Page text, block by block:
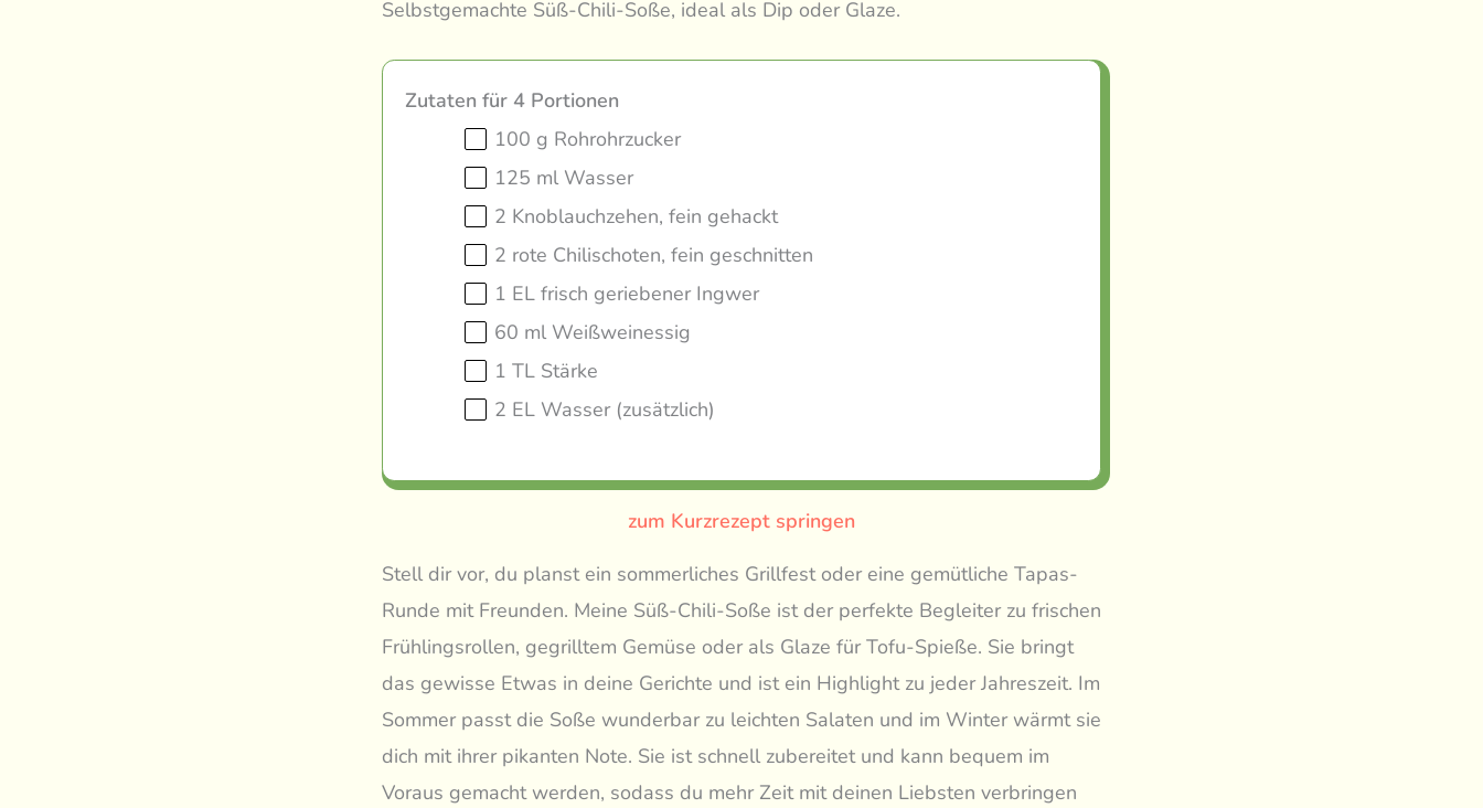
Selbstgemachte Süß-Chili-Soße, ideal als Dip oder Glaze.
Zutaten für 4 Portionen
100 g Rohrohrzucker
125 ml Wasser
2 Knoblauchzehen, fein gehackt
2 rote Chilischoten, fein geschnitten
1 EL frisch geriebener Ingwer
60 ml Weißweinessig
1 TL Stärke
2 EL Wasser (zusätzlich)
zum Kurzrezept springen
Stell dir vor, du planst ein sommerliches Grillfest oder eine gemütliche Tapas-
Runde mit Freunden. Meine Süß-Chili-Soße ist der perfekte Begleiter zu frischen
Frühlingsrollen, gegrilltem Gemüse oder als Glaze für Tofu-Spieße. Sie bringt
das gewisse Etwas in deine Gerichte und ist ein Highlight zu jeder Jahreszeit. Im
Sommer passt die Soße wunderbar zu leichten Salaten und im Winter wärmt sie
dich mit ihrer pikanten Note. Sie ist schnell zubereitet und kann bequem im
Voraus gemacht werden, sodass du mehr Zeit mit deinen Liebsten verbringen